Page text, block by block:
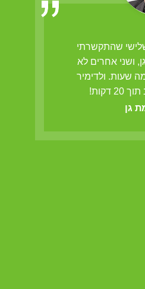
שהתקשרתי
ושני אחרים לא
שעות. ולדימיר
דקות!
גן